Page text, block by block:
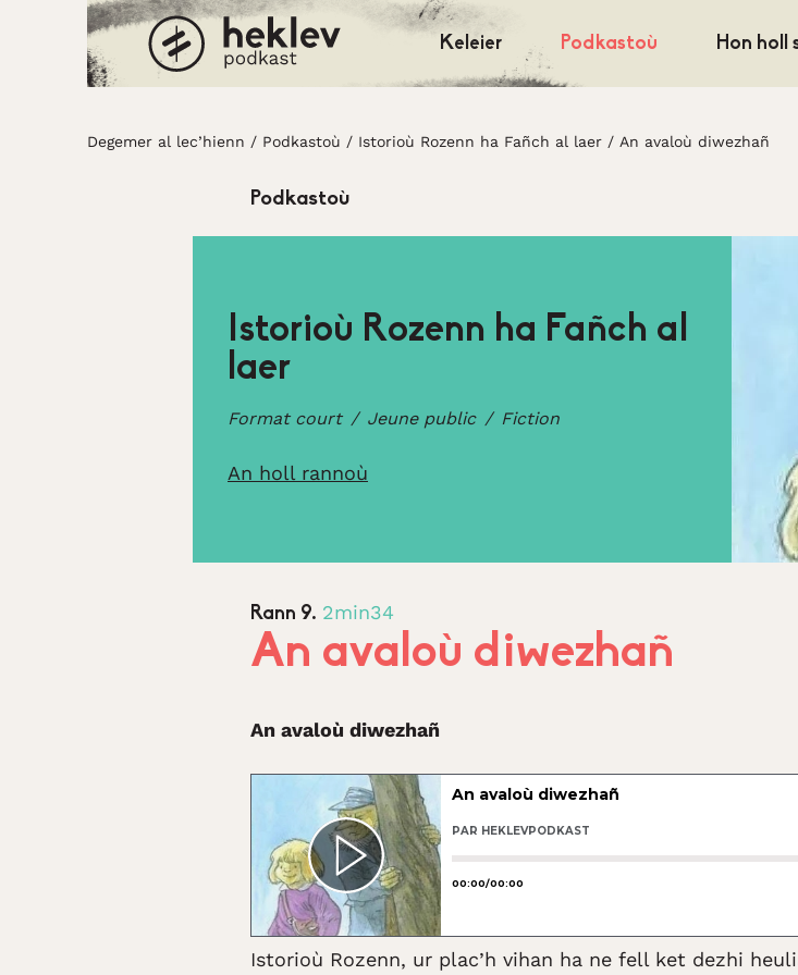
Degemer al lec’hienn
Keleier Podkastoù Hon holl
Degemer al lec’hienn / Podkastoù / Istorioù Rozenn ha Fañch al laer / An avaloù diwezhañ
Podkastoù
Istorioù Rozenn ha Fañch al
laer
Format court Jeune public Fiction
An holl rannoù
Rann 9. 2min34
An avaloù diwezhañ
An avaloù diwezhañ
Istorioù Rozenn, ur plac’h vihan ha ne fell ket dezhi